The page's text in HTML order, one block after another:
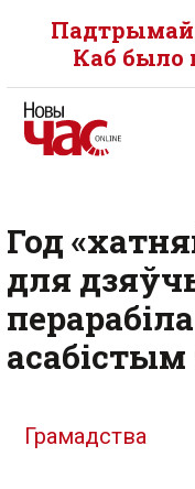
Каб было
Год
для
Грамадства